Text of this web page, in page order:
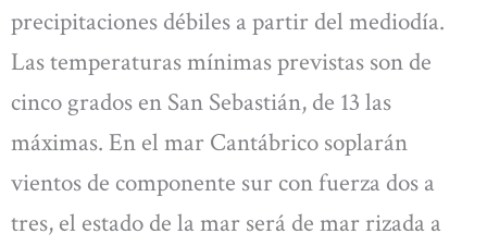
precipitaciones débiles a partir del mediodía.
Las temperaturas mínimas previstas son de
cinco grados en San Sebastián, de 13 las
máximas. En el mar Cantábrico soplarán
vientos de componente sur con fuerza dos a
tres, el estado de la mar será de mar rizada a